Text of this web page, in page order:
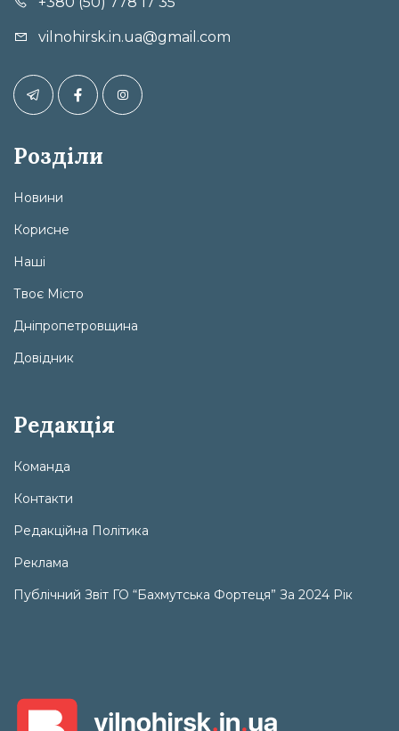
vilnohirsk.in.ua@gmail.com
Розділи
Новини
Корисне
Наші
Твоє Місто
Дніпропетровщина
Довідник
Редакція
Команда
Контакти
Редакційна Політика
Реклама
Публічний Звіт ГО “Бахмутська Фортеця” За 2024 Рік